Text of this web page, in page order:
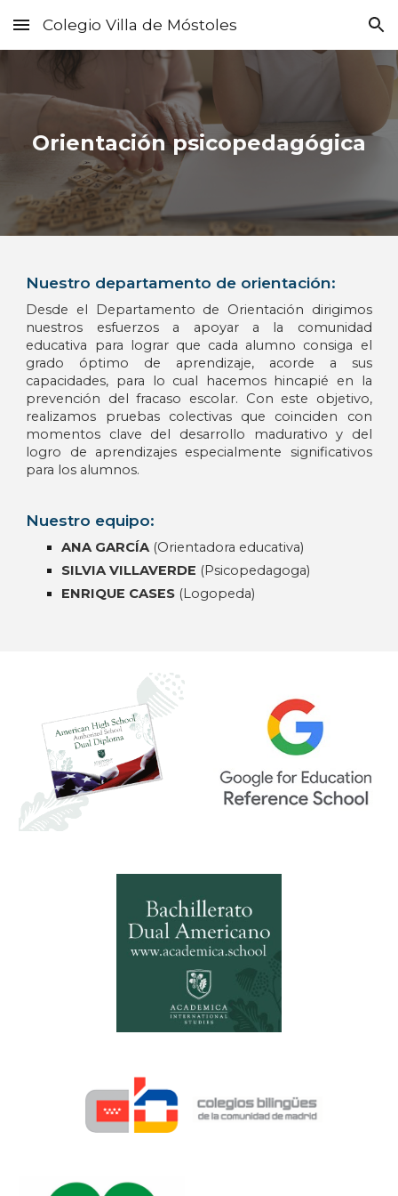
Skip to main content Skip to navigation
Colegio Villa de Móstoles
Orientación psicopedagógica
Nuestro departamento de orientación:
Desde el Departamento de Orientación dirigimos
nuestros esfuerzos a apoyar a la comunidad
educativa para lograr que cada alumno consiga el
grado óptimo de aprendizaje, acorde a sus
capacidades, para lo cual hacemos hincapié en la
prevención del fracaso escolar. Con este objetivo,
realizamos pruebas colectivas que coinciden con
momentos clave del desarrollo madurativo y del
logro de aprendizajes especialmente significativos
para los alumnos.
Nuestro equipo:
ANAGARCÍA (Orientadora educativa)
SILVIA VILLAVERDE (Psicopedagoga)
ENRIQUE CASES (Logopeda)